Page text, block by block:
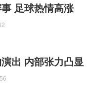
足球热情高涨
出 内部张力凸显